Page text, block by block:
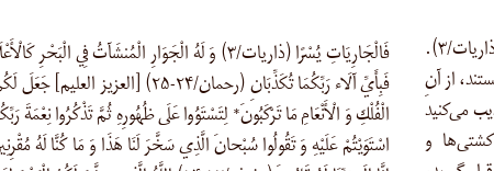
سوگند به کشتی‌های روان که به آسانی [روان هستند] (ذاریات/۳).
از آنِ
می‌کنید
کشتی‌ها و
فَالْجَارِيَاتِ يُسْرًا (ذاریات/۳) وَ لَهُ الْجَوَارِ الْمُنشَآتُ فِي الْبَحْرِ
فَبِأَيِّ آلَاء رَبِّكُمَا تُكَذِّبَانِ (رحمان/۲۴-۲۵) [العزیز
الْفُلْكِ وَ الْأَنْعَامِ مَا تَرْكَبُونَ* لِتَسْتَوُوا عَلَى ظُهُورِهِ ثُمَّ تَذْكُرُوا نِعْمَةَ
اسْتَوَيْتُمْ عَلَيْهِ وَ تَقُولُوا سُبْحانَ الَّذِي سَخَّرَ لَنَا هَذَا وَ مَا كُنَّا لَهُ